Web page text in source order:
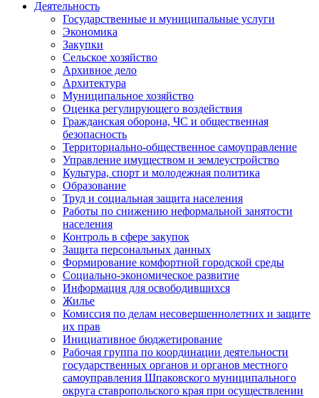
Деятельность
Государственные и муниципальные услуги
Экономика
Закупки
Сельское хозяйство
Архивное дело
Архитектура
Муниципальное хозяйство
Оценка регулирующего воздействия
Гражданская оборона, ЧС и общественная
безопасность
Территориально-общественное самоуправление
Управление имуществом и землеустройство
Культура, спорт и молодежная политика
Образование
Труд и социальная защита населения
Работы по снижению неформальной занятости
населения
Контроль в сфере закупок
Защита персональных данных
Формирование комфортной городской среды
Социально-экономическое развитие
Информация для освободившихся
Жилье
Комиссия по делам несовершеннолетних и защите
их прав
Инициативное бюджетирование
Рабочая группа по координации деятельности
государственных органов и органов местного
самоуправления Шпаковского муниципального
округа ставропольского края при осуществлении